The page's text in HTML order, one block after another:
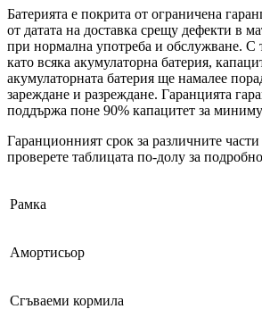
Батерията е покрита от ограничена
от датата на доставка срещу дефекти в
при нормална употреба и обслужване. С
като всяка акумулаторна батерия,
акумулаторната батерия ще намалее
зареждане и разреждане. Гаранцията
поддържа поне 90% капацитет за
Гаранционният срок за различните
проверете таблицата по-долу за
Рамка
Амортисьор
Сгъваеми кормила